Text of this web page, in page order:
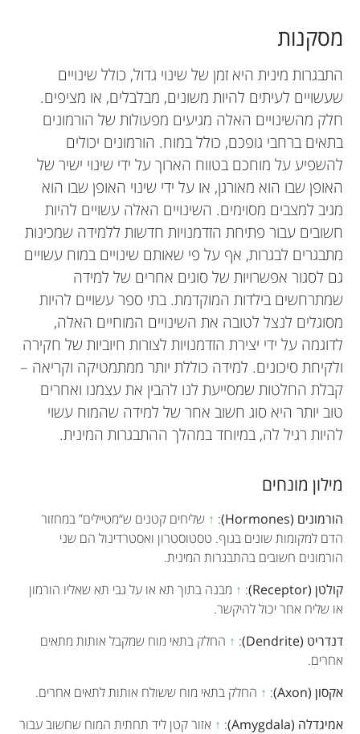
מסקנות
התבגרות מינית היא זמן של שינוי גדול, כולל שינויים
שעשויים לעיתים להיות משונים, מבלבלים, או מציפים.
חלק מהשינויים האלה מגיעים מפעולות של הורמונים
בתאים ברחבי גופכם, כולל במוח. הורמונים יכולים
להשפיע על מוחכם בטווח הארוך על ידי שינוי ישיר של
האופן שבו הוא מאורגן, או על ידי שינוי האופן שבו הוא
מגיב למצבים מסוימים. השינויים האלה עשויים להיות
חשובים עבור פתיחת הזדמנויות חדשות ללמידה שמכינות
מתבגרים לבגרות, אף על פי שאותם שינויים במוח עשויים
גם לסגור אפשרויות של סוגים אחרים של למידה
שמתרחשים בילדות המוקדמת. בתי ספר עשויים להיות
מסוגלים לנצל לטובה את השינויים המוחיים האלה,
לדוגמה על ידי יצירת הזדמנויות לצורות חיוביות של חקירה
ולקיחת סיכונים. למידה כוללת יותר ממתמטיקה וקריאה –
קבלת החלטות שמסייעת לנו להבין את עצמנו ואחרים
טוב יותר היא סוג חשוב אחר של למידה שהמוח עשוי
להיות רגיל לה, במיוחד במהלך ההתבגרות המינית.
מילון מונחים
הורמונים (Hormones) :
↑ שליחים קטנים ש“מטיילים” במחזור
הדם למקומות שונים בגוף. טסטוסטרון ואסטרדינול הם שני
הורמונים חשובים בהתבגרות המינית.
קולטן (Receptor)
:
↑ מבנה בתוך תא או על גבי תא שאליו הורמון
או שליח אחר יכול להיקשר.
דנדריט (Dendrite)
:
↑ החלק בתאי מוח שמקבל אותות מתאים
אחרים.
אקסון (Axon)
:
↑ החלק בתאי מוח ששולח אותות לתאים אחרים.
אמיגדלה (Amygdala)
:
↑ אזור קטן ליד תחתית המוח שחשוב עבור